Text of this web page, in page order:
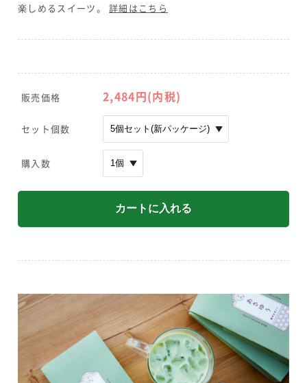
楽しめるスイーツ。詳細はこちら
販売価格 2,484円(内税)
セット個数
購入数